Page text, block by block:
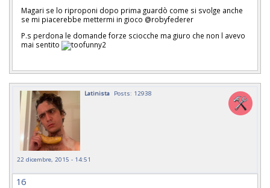
Magari se lo riproponi dopo prima guardò come si svolge anche
se mi piacerebbe mettermi in gioco @robyfederer
P.s perdona le domande forze sciocche ma giuro che non l avevo
mai sentito
Latinista Posts: 12938
22 dicembre, 2015 - 14:51
16